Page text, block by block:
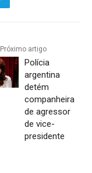
Próximo artigo
Polícia
argentina
detém
companheira
de agressor
de vice-
presidente